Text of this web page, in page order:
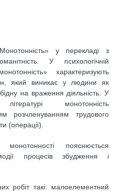
у перекладі з
У психологічній
характеризують
який виникає у людини як
на враження діяльність. У
літературі монотонність
розчленуванням трудового
(операції).
монотонності пояснюється
процесів збудження і
робіт такі: малоелементний